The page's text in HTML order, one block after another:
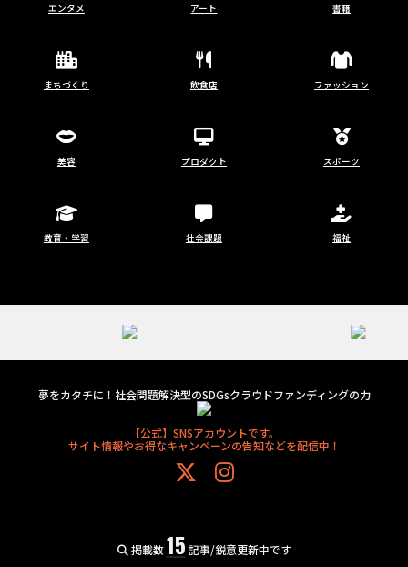
エンタメ アート 書籍
まちづくり 飲食店 ファッション
美容 プロダクト スポーツ
教育・学習 社会課題 福祉
夢をカタチに！社会問題解決型のSDGsクラウドファンディングの力
【公式】SNSアカウントです。
サイト情報やお得なキャンペーンの告知などを配信中！
掲載数15 記事/鋭意更新中です